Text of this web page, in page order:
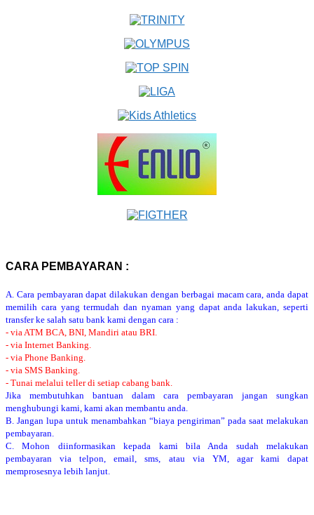
CARA PEMBAYARAN :
A. Cara pembayaran dapat dilakukan dengan berbagai macam cara, anda dapat
memilih cara yang termudah dan nyaman yang dapat anda lakukan, seperti
transfer ke salah satu bank kami dengan cara :
- via ATM BCA, BNI, Mandiri atau BRI.
- via Internet Banking.
- via Phone Banking.
- via SMS Banking.
- Tunai melalui teller di setiap cabang bank.
Jika membutuhkan bantuan dalam cara pembayaran jangan sungkan
menghubungi kami, kami akan membantu anda.
B. Jangan lupa untuk menambahkan “biaya pengiriman” pada saat melakukan
pembayaran.
C. Mohon diinformasikan kepada kami bila Anda sudah melakukan
pembayaran via telpon, email, sms, atau via YM, agar kami dapat
memprosesnya lebih lanjut.